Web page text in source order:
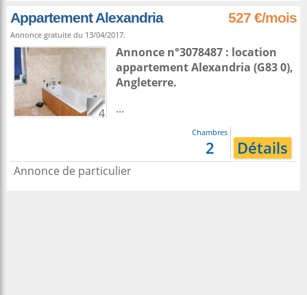
Appartement Alexandria 527 €/mois
Annonce gratuite du 13/04/2017.
4
Annonce n°3078487 : location
appartementAlexandria (G83 0),
Angleterre.
...
Chambres
2 Détails
Annonce de particulier